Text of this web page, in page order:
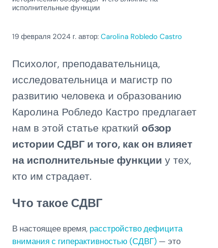
исполнительные функции
19 февраля 2024 г. автор: Carolina Robledo Castro
Психолог, преподавательница,
исследовательница и магистр по
развитию человека и образованию
Каролина Робледо Кастро предлагает
нам в этой статье краткий обзор
истории СДВГ и того, как он влияет
на исполнительные функции у тех,
кто им страдает.
Что такое СДВГ
В настоящее время, расстройство дефицита
внимания с гиперактивностью (СДВГ)— это